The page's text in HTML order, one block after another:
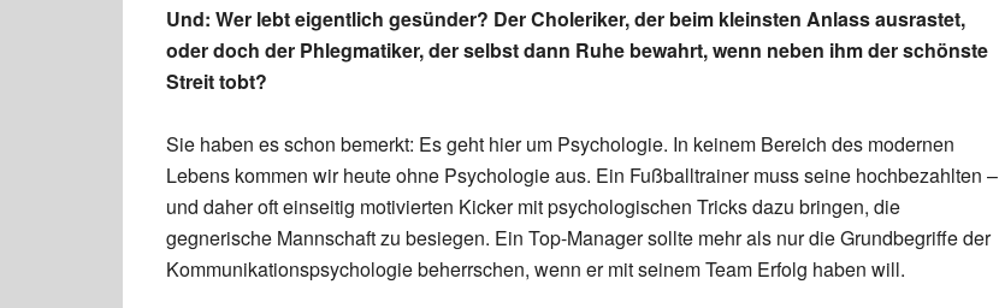
Und: Wer lebt eigentlich gesünder? Der Choleriker, der beim kleinsten Anlass ausrastet,
oder doch der Phlegmatiker, der selbst dann Ruhe bewahrt, wenn neben ihm der schönste
Streit tobt?
Sie haben es schon bemerkt: Es geht hier um Psychologie. In keinem Bereich des modernen
Lebens kommen wir heute ohne Psychologie aus. Ein Fußballtrainer muss seine hochbezahlten –
und daher oft einseitig motivierten Kicker mit psychologischen Tricks dazu bringen, die
gegnerische Mannschaft zu besiegen. Ein Top-Manager sollte mehr als nur die Grundbegriffe der
Kommunikationspsychologie beherrschen, wenn er mit seinem Team Erfolg haben will.